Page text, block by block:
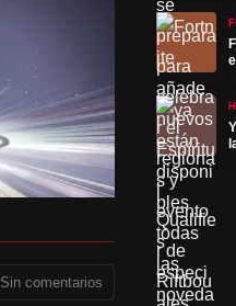
Sin comentarios